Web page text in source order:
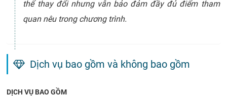
thể thay đổi nhưng vẫn bảo đảm đầy đủ điểm tham
quan nêu trong chương trình.
Dịch vụ bao gồm và không bao gồm
DỊCH VỤ BAO GỒM